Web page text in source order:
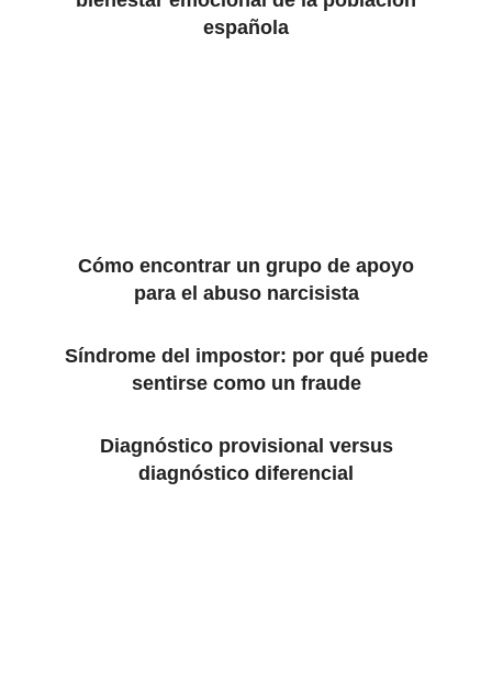
española
Cómo encontrar un grupo de apoyo
para el abuso narcisista
Síndrome del impostor: por qué puede
sentirse como un fraude
Diagnóstico provisional versus
diagnóstico diferencial